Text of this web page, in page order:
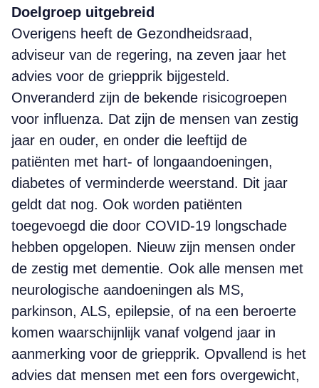
Doelgroep uitgebreid
Overigens heeft de Gezondheidsraad,
adviseur van de regering, na zeven jaar het
advies voor de griepprik bijgesteld.
Onveranderd zijn de bekende risicogroepen
voor influenza. Dat zijn de mensen van zestig
jaar en ouder, en onder die leeftijd de
patiënten met hart- of longaandoeningen,
diabetes of verminderde weerstand. Dit jaar
geldt dat nog. Ook worden patiënten
toegevoegd die door COVID-19 longschade
hebben opgelopen. Nieuw zijn mensen onder
de zestig met dementie. Ook alle mensen met
neurologische aandoeningen als MS,
parkinson, ALS, epilepsie, of na een beroerte
komen waarschijnlijk vanaf volgend jaar in
aanmerking voor de griepprik. Opvallend is het
advies dat mensen met een fors overgewicht,